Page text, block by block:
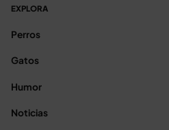
EXPLORA
Perros
Gatos
Humor
Noticias